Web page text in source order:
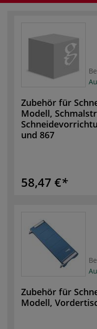
Zubehör für
Modell,
und 867
58,47 €
Zubehör für
Modell,